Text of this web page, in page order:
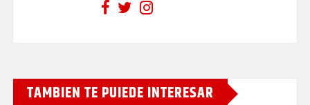
TAMBIEN TE PUIEDE INTERESAR